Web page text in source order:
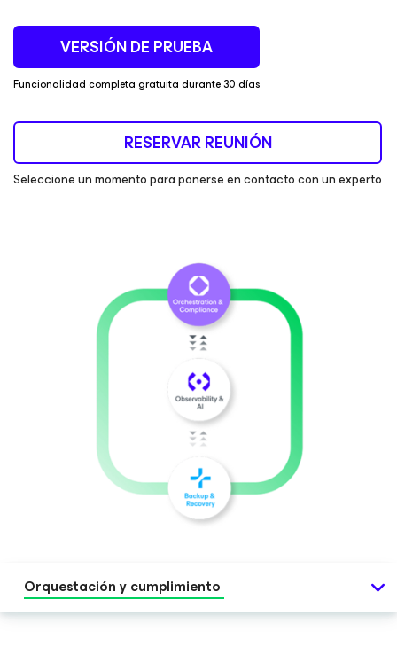
VERSIÓN DE PRUEBA
Funcionalidad completa gratuita durante 30 días
RESERVAR REUNIÓN
Seleccione un momento para ponerse en contacto con un experto
Orquestación y cumplimiento